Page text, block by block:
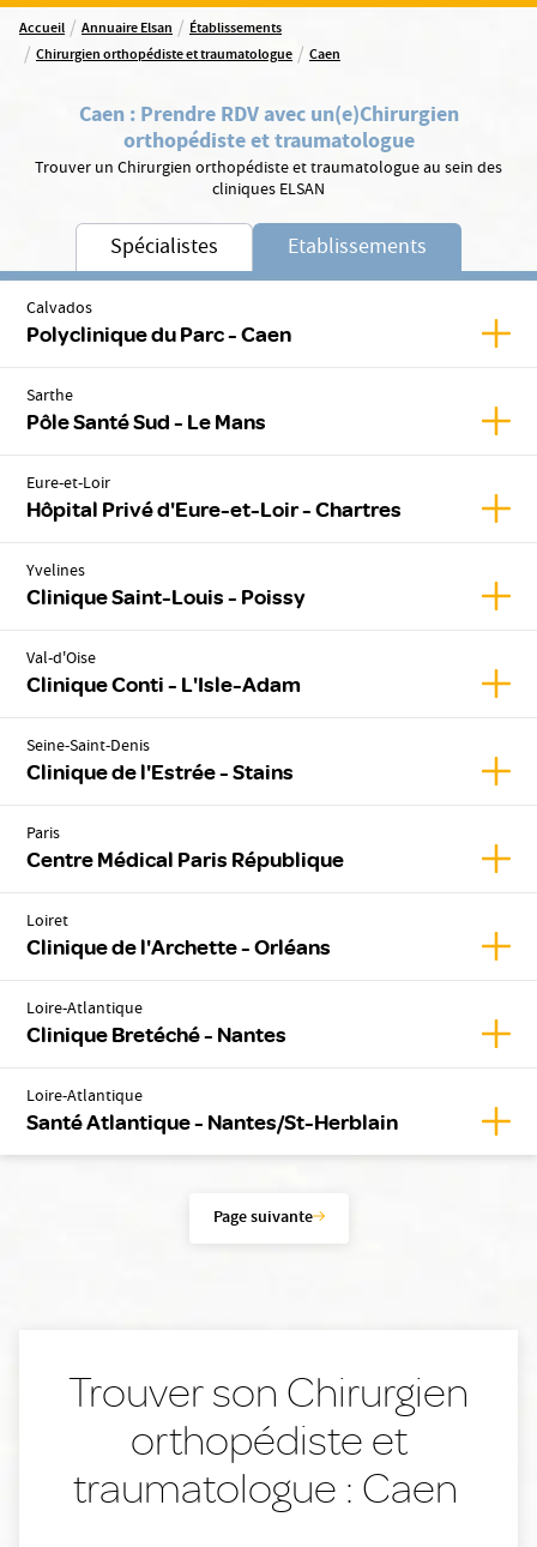
Accueil / Annuaire Elsan / Établissements
/ Chirurgien orthopédiste et traumatologue / Caen
Caen: Prendre RDV avec un(e)Chirurgien
orthopédiste et traumatologue
Trouver un Chirurgien orthopédiste et traumatologue au sein des
cliniques ELSAN
Spécialistes Etablissements
Calvados
Polyclinique du Parc - Caen
Sarthe
Pôle Santé Sud - Le Mans
Eure-et-Loir
Hôpital Privé d'Eure-et-Loir - Chartres
Yvelines
Clinique Saint-Louis - Poissy
Val-d'Oise
Clinique Conti - L'Isle-Adam
Seine-Saint-Denis
Clinique de l'Estrée - Stains
Paris
Centre Médical Paris République
Loiret
Clinique de l'Archette - Orléans
Loire-Atlantique
Clinique Bretéché - Nantes
Loire-Atlantique
Santé Atlantique - Nantes/St-Herblain
Page suivante
Trouver son Chirurgien
orthopédiste et
traumatologue : Caen